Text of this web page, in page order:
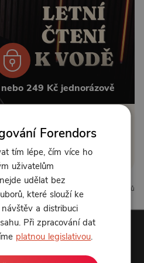
249 Kč jednorázově
předplatné
příspěvek
0 komentářů
Forendors
tím lépe, čím více ho
uživatelům
udělat bez
které slouží ke
a distribuci
Při zpracování dat
platnou legislativou.